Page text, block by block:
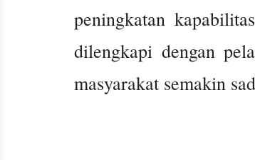
peningkatan
dilengkapi dengan
masyarakat semakin